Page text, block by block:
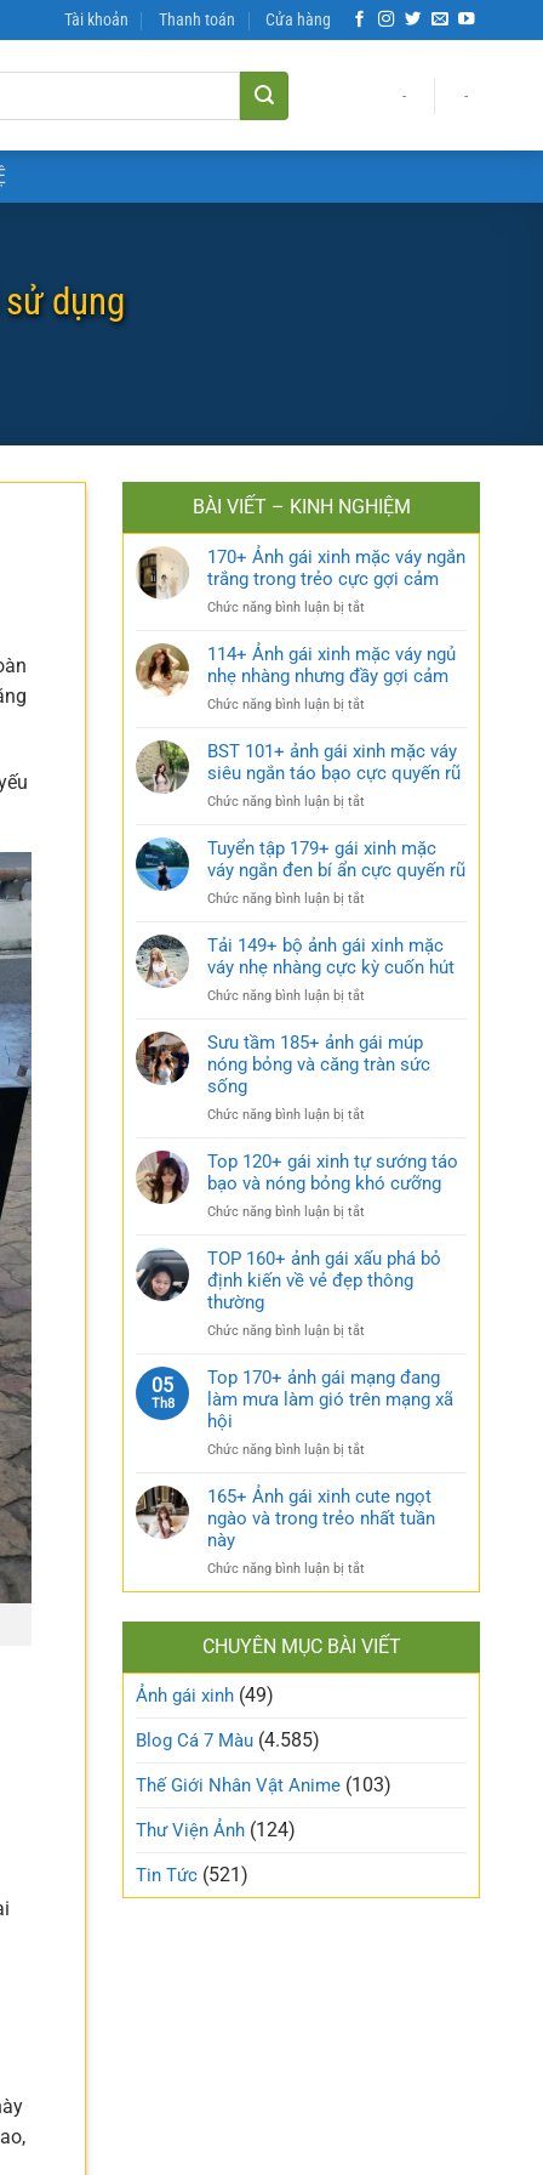
Tài khoản Thanh toán Cửa hàng
- -
dụng
BÀI VIẾT – KINH NGHIỆM
170+ Ảnh gái xinh mặc váy ngắn
trắng trong trẻo cực gợi cảm
Chức năng bình luận bị tắt
Ảnh
gái
xinh
mặc
ngắn
trắng
gợi
cảm
114+ Ảnh gái xinh mặc váy ngủ
nhẹ nhàng nhưng đầy gợi cảm
Chức năng bình luận bị tắt
Ảnh
gái
xinh
mặc
ngủ
nhẹ
gợi
cảm
BST 101+ ảnh gái xinh mặc váy
siêu ngắn táo bạo cực quyến rũ
Chức năng bình luận bị tắt
101+
ảnh
gái
xinh
váy
siêu
cực
quyến
Tuyển tập 179+ gái xinh mặc
váy ngắn đen bí ẩn cực quyến rũ
Chức năng bình luận bị tắt
tập
179+
gái
xinh
váy
ngắn
ẩn
quyến
rũ
Tải 149+ bộ ảnh gái xinh mặc
váy nhẹ nhàng cực kỳ cuốn hút
Chức năng bình luận bị tắt
149+
bộ
xinh
váy
nhẹ
cực
cuốn
hút
Sưu tầm 185+ ảnh gái múp
nóng bỏng và căng tràn sức
sống
Chức năng bình luận bị tắt
tầm
185+
gái
nóng
bỏng
tràn
sống
Top 120+ gái xinh tự sướng táo
bạo và nóng bỏng khó cưỡng
Chức năng bình luận bị tắt
120+
gái
sướng
bạo
và
khó
TOP 160+ ảnh gái xấu phá bỏ
định kiến về vẻ đẹp thông
thường
Chức năng bình luận bị tắt
160+
ảnh
phá
định
kiến
đẹp
thông
thường
05
Th8
Top 170+ ảnh gái mạng đang
làm mưa làm gió trên mạng xã
hội
Chức năng bình luận bị tắt
170+
ảnh
đang
làm
làm
gió
trên
165+ Ảnh gái xinh cute ngọt
ngào và trong trẻo nhất tuần
này
Chức năng bình luận bị tắt
165+
xinh
cute
trẻo
nhất
CHUYÊN MỤC BÀI VIẾT
Ảnh gái xinh (49)
Blog Cá 7 Màu (4.585)
Thế Giới Nhân Vật Anime (103)
Thư Viện Ảnh (124)
Tin Tức (521)